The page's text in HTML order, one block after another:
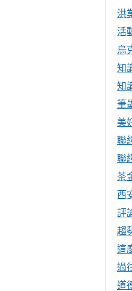
洪
活
烏
知
知
筆
美
聯
聯
茶
西
評
趨
這
過
道